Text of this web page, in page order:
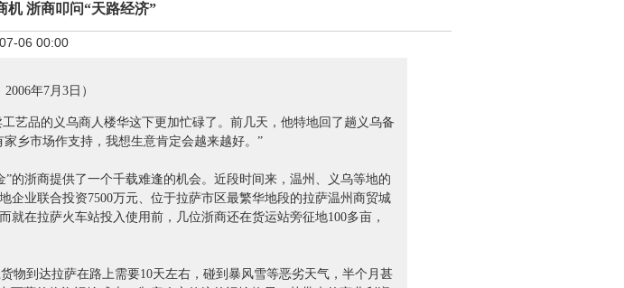
机 浙商叩问“天路经济”
06 00:00
年7月3日）
艺品的义乌商人楼华这下更加忙碌了。前几天，他特地回了趟义乌备
乡市场作支持，我想生意肯定会越来越好。”
浙商提供了一个千载难逢的机会。近段时间来，温州、义乌等地的
业联合投资7500万元、位于拉萨市区最繁华地段的拉萨温州商贸城
在拉萨火车站投入使用前，几位浙商还在货运站旁征地100多亩，
到达拉萨在路上需要10天左右，碰到暴风雪等恶劣天气，半个月甚